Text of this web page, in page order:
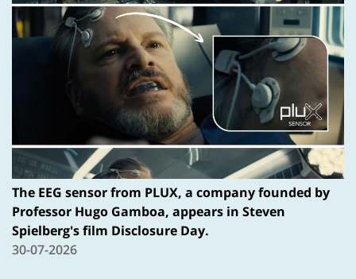
The EEG sensor from PLUX, a company founded by
Professor Hugo Gamboa, appears in Steven
Spielberg's film Disclosure Day.
30-07-2026